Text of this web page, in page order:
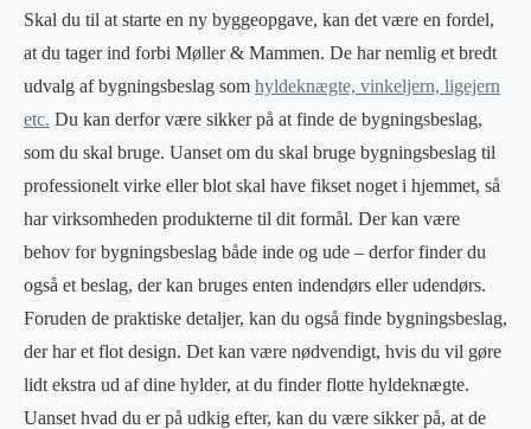
Skal du til at starte en ny byggeopgave, kan det være en fordel,
at du tager ind forbi Møller & Mammen. De har nemlig et bredt
udvalg af bygningsbeslag som hyldeknægte, vinkeljern, ligejern
etc. Du kan derfor være sikker på at finde de bygningsbeslag,
som du skal bruge. Uanset om du skal bruge bygningsbeslag til
professionelt virke eller blot skal have fikset noget i hjemmet, så
har virksomheden produkterne til dit formål. Der kan være
behov for bygningsbeslag både inde og ude – derfor finder du
også et beslag, der kan bruges enten indendørs eller udendørs.
Foruden de praktiske detaljer, kan du også finde bygningsbeslag,
der har et flot design. Det kan være nødvendigt, hvis du vil gøre
lidt ekstra ud af dine hylder, at du finder flotte hyldeknægte.
Uanset hvad du er på udkig efter, kan du være sikker på, at de